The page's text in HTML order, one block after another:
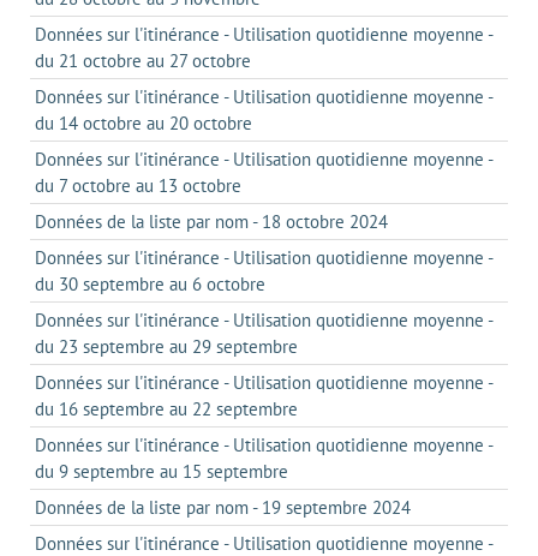
Données sur l'itinérance - Utilisation quotidienne moyenne -
du 21 octobre au 27 octobre
Données sur l'itinérance - Utilisation quotidienne moyenne -
du 14 octobre au 20 octobre
Données sur l'itinérance - Utilisation quotidienne moyenne -
du 7 octobre au 13 octobre
Données de la liste par nom - 18 octobre 2024
Données sur l'itinérance - Utilisation quotidienne moyenne -
du 30 septembre au 6 octobre
Données sur l'itinérance - Utilisation quotidienne moyenne -
du 23 septembre au 29 septembre
Données sur l'itinérance - Utilisation quotidienne moyenne -
du 16 septembre au 22 septembre
Données sur l'itinérance - Utilisation quotidienne moyenne -
du 9 septembre au 15 septembre
Données de la liste par nom - 19 septembre 2024
Données sur l'itinérance - Utilisation quotidienne moyenne -